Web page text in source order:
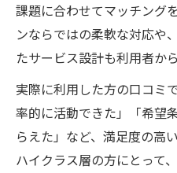
課題に合わせてマッチング
ンならではの柔軟な対応や
たサービス設計も利用者か
実際に利用した方の口コミ
率的に活動できた」「希望
らえた」など、満足度の高
ハイクラス層の方にとって